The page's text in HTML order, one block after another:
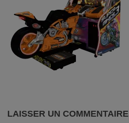
LAISSER UN COMMENTAIRE